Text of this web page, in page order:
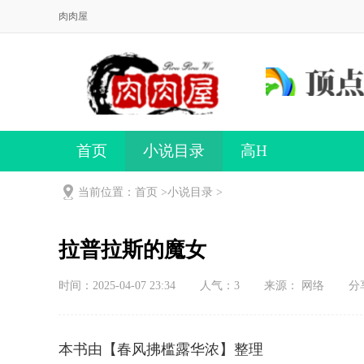
肉肉屋
首页 小说目录 高H
当前位置：首页 >小说目录 >
拉普拉斯的魔女
时间：2025-04-07 23:34 人气： 3 来源： 网络 分
本书由【春风拂槛露华浓】整理